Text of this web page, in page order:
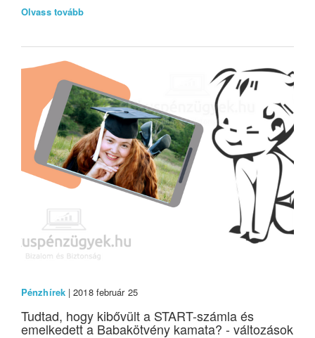
Olvass tovább
Pénzhírek| 2018 február 25
Tudtad, hogy kibővült a START-számla és
emelkedett a Babakötvény kamata? - változások